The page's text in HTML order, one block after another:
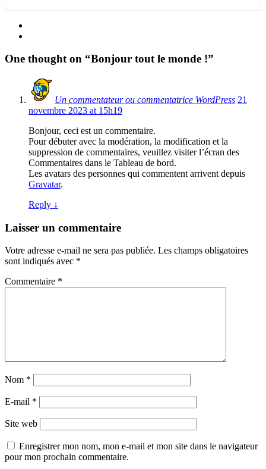
One thought on “Bonjour tout le monde !”
Un commentateur ou commentatrice WordPress 21
novembre 2023 at 15h19
Bonjour, ceci est un commentaire.
Pour débuter avec la modération, la modification et la
suppression de commentaires, veuillez visiter l’écran des
Commentaires dans le Tableau de bord.
Les avatars des personnes qui commentent arrivent depuis
Gravatar.
Reply ↓
Laisser un commentaire
Votre adresse e-mail ne sera pas publiée. Les champs obligatoires
sont indiqués avec *
Commentaire *
Nom *
E-mail *
Site web
Enregistrer mon nom, mon e-mail et mon site dans le navigateur
pour mon prochain commentaire.